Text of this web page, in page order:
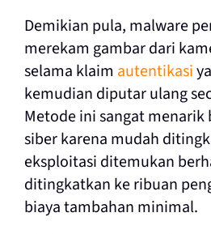
Demikian pula, malware
merekam gambar dari
selama klaim autentikasi
kemudian diputar ulang
Metode ini sangat menarik
siber karena mudah
eksploitasi ditemukan
ditingkatkan ke ribuan
biaya tambahan minimal.